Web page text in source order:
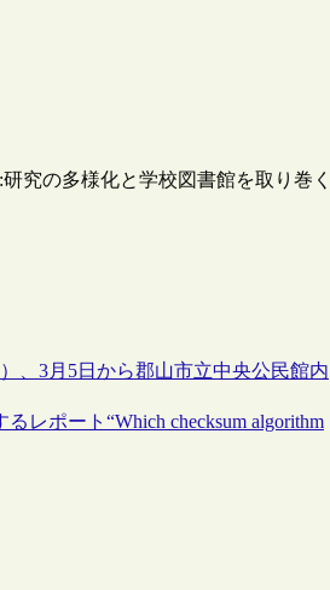
究の多様化と学校図書館を取り巻く
、3月5日から郡山市立中央公民館内
レポート“Which checksum algorithm